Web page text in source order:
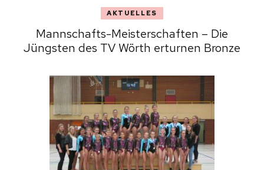
AKTUELLES
Mannschafts-Meisterschaften – Die
Jüngsten des TV Wörth erturnen Bronze